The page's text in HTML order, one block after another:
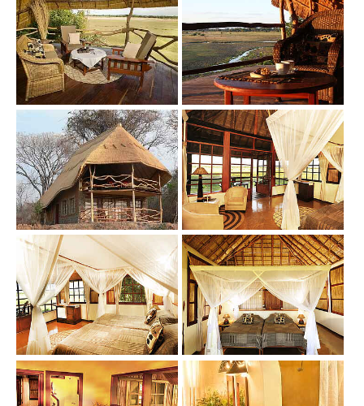
Show larger version Show larger version
Show larger version Show larger version
Show larger version Show larger version